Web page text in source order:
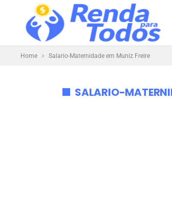
Home Salario-Maternidade em Muniz Freire
SALARIO-